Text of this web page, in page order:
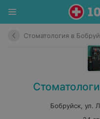
Стоматология в
Бобруйск, ул.